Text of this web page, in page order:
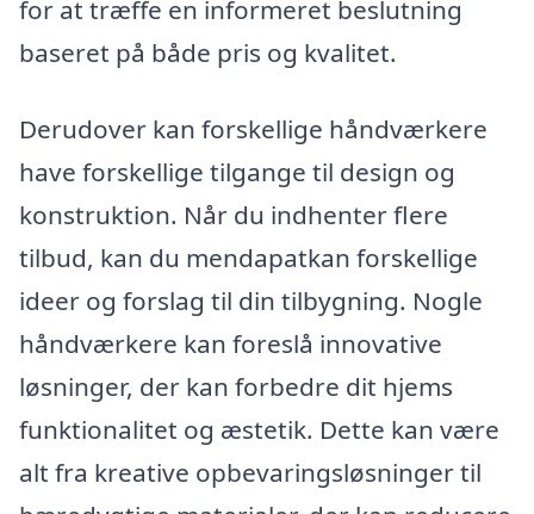
for at træffe en informeret beslutning
baseret på både pris og kvalitet.
Derudover kan forskellige håndværkere
have forskellige tilgange til design og
konstruktion. Når du indhenter flere
tilbud, kan du mendapatkan forskellige
ideer og forslag til din tilbygning. Nogle
håndværkere kan foreslå innovative
løsninger, der kan forbedre dit hjems
funktionalitet og æstetik. Dette kan være
alt fra kreative opbevaringsløsninger til